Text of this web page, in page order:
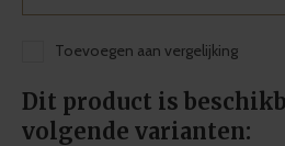
Toevoegen aan vergelijking
Dit product is
volgende varianten: